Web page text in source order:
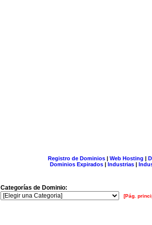
Registro de Dominios| Web Hosting |
Dominios Expirados | Industrias |
Categorías de Dominio:
[Pág.